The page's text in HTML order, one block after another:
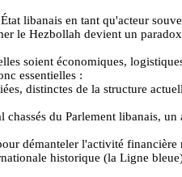
libanais en tant qu'acteur
le Hezbollah devient un
soient économiques,
essentielles :
distinctes de la structure
du Parlement libanais,
démanteler l'activité financière
historique (la Ligne